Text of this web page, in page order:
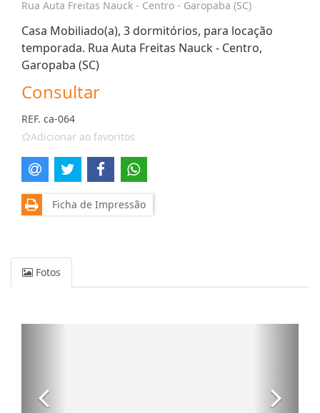
Rua Auta Freitas Nauck - Centro - Garopaba (SC)
Casa Mobiliado(a), 3 dormitórios, para locação
temporada. Rua Auta Freitas Nauck - Centro,
Garopaba (SC)
Consultar
REF. ca-064
Adicionar ao favoritos
Ficha de Impressão
Fotos